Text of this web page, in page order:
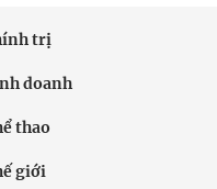
trị
doanh
thao
giới